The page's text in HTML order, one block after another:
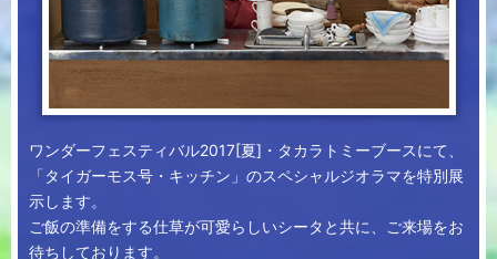
ワンダーフェスティバル2017[夏]・タカラトミーブースにて、
「タイガーモス号・キッチン」のスペシャルジオラマを特別展
示します。
ご飯の準備をする仕草が可愛らしいシータと共に、ご来場をお
待ちしております。